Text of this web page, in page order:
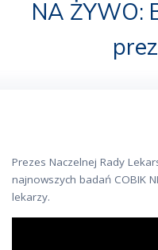
NA ŻYWO:
Prezes Naczelnej Rady
najnowszych badań COBIK
lekarzy.